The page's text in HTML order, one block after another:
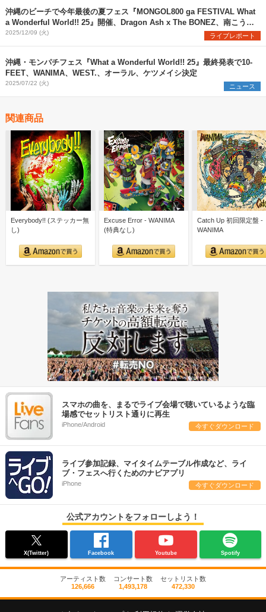
沖縄のビーチで今年最後の夏フェス『MONGOL800 ga FESTIVAL What
a Wonderful World!! 25』開催、Dragon Ash x The BONEZ、南こうせ
つ、サンボ、RIP SLYMEら豪華集結
2025/12/09 (火) ライブレポート
沖縄・モンパチフェス『What a Wonderful World!! 25』最終発表で10‐
FEET、WANIMA、WEST.、オーラル、ケツメイシ決定
2025/07/22 (火) ニュース
関連商品
Everybody!! (ステッカー無
し)
Excuse Error - WANIMA
(特典なし)
Catch Up 初回限定盤 -
WANIMA
スマホの曲を、まるでライブ会場で聴いているような臨
場感でセットリスト通りに再生
iPhone/Android 今すぐダウンロード
ライブ参加記録、マイタイムテーブル作成など、ライ
ブ・フェスへ行くためのナビアプリ
iPhone 今すぐダウンロード
公式アカウントをフォローしよう！
X(Twitter) Facebook Youtube Spotify
アーティスト数
126,666
コンサート数
1,493,178
セットリスト数
472,330